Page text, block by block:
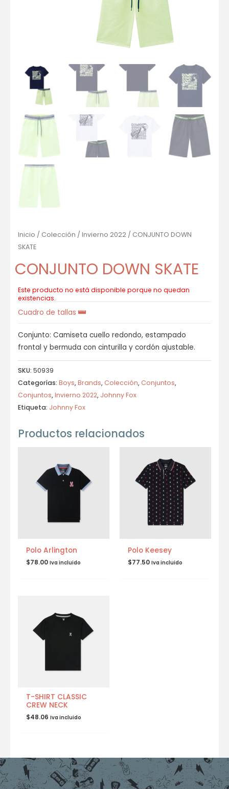
Inicio / Colección / Invierno 2022 / CONJUNTO DOWN
SKATE
CONJUNTO DOWN SKATE
Este producto no está disponible porque no quedan
existencias.
Cuadro de tallas
Conjunto: Camiseta cuello redondo, estampado
frontal y bermuda con cinturilla y cordón ajustable.
SKU: 50939
Categorías: Boys,Brands, Colección, Conjuntos,
Conjuntos,Invierno 2022, Johnny Fox
Etiqueta: Johnny Fox
Productos relacionados
Polo Arlington
$78.00 Iva incluido
Polo Keesey
$77.50 Iva incluido
T-SHIRT CLASSIC
CREW NECK
$48.06 Iva incluido